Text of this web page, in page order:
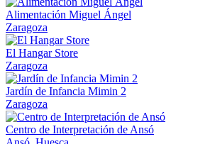
Alimentación Miguel Ángel
Zaragoza
El Hangar Store
Zaragoza
Jardín de Infancia Mimin 2
Zaragoza
Centro de Interpretación de Ansó